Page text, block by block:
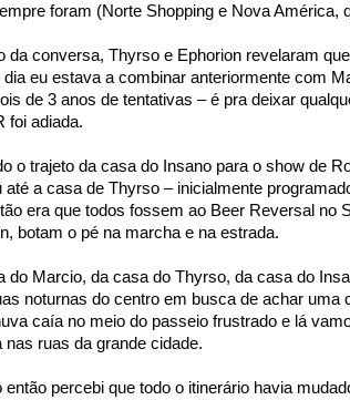
foram (Norte Shopping e Nova América,
da conversa, Thyrso e Ephorion revelaram
eu estava a combinar anteriormente com
de 3 anos de tentativas – é pra deixar
foi adiada.
o trajeto da casa do Insano para o show de
até a casa de Thyrso – inicialmente
era que todos fossem ao Beer Reversal
botam o pé na marcha e na estrada.
do Marcio, da casa do Thyrso, da casa do
noturnas do centro em busca de achar
caía no meio do passeio frustrado e lá
nas ruas da grande cidade.
então percebi que todo o itinerário havia